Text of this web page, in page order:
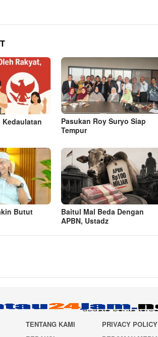
Kedaulatan
Pasukan Roy Suryo Siap
Tempur
Butut
Baitul Mal Beda Dengan
APBN, Ustadz
TENTANG KAMI
PRIVACY POLICY